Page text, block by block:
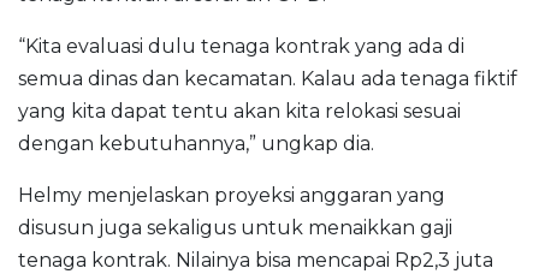
“Kita evaluasi dulu tenaga kontrak yang ada di
semua dinas dan kecamatan. Kalau ada tenaga fiktif
yang kita dapat tentu akan kita relokasi sesuai
dengan kebutuhannya,” ungkap dia.
Helmy menjelaskan proyeksi anggaran yang
disusun juga sekaligus untuk menaikkan gaji
tenaga kontrak. Nilainya bisa mencapai Rp2,3 juta